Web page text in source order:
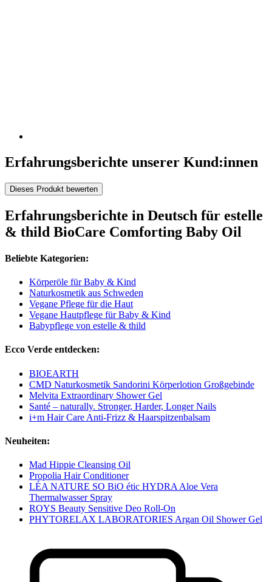
Erfahrungsberichte unserer Kund:innen
Dieses Produkt bewerten
Erfahrungsberichte in Deutsch für estelle
& thild BioCare Comforting Baby Oil
Beliebte Kategorien:
Körperöle für Baby & Kind
Naturkosmetik aus Schweden
Vegane Pflege für die Haut
Vegane Hautpflege für Baby & Kind
Babypflege von estelle & thild
Ecco Verde entdecken:
BIOEARTH
CMD Naturkosmetik Sandorini Körperlotion Großgebinde
Melvita Extraordinary Shower Gel
Santé – naturally. Stronger, Harder, Longer Nails
i+m Hair Care Anti-Frizz & Haarspitzenbalsam
Neuheiten:
Mad Hippie Cleansing Oil
Propolia Hair Conditioner
LÉA NATURE SO BiO étic HYDRA Aloe Vera
Thermalwasser Spray
ROYS Beauty Sensitive Deo Roll-On
PHYTORELAX LABORATORIES Argan Oil Shower Gel